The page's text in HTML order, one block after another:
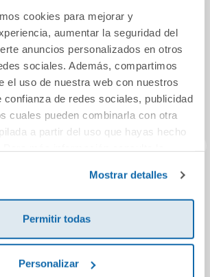
cookies para mejorar y
aumentar la seguridad del
anuncios personalizados en otros
sociales. Además, compartimos
el uso de nuestra web con nuestros
confianza de redes sociales, publicidad
cuales pueden combinarla con otra
a partir del uso que hayas hecho
Mostrar detalles
Permitir todas
Personalizar
Mi primer libro del
bosque
9,95€
Comprar